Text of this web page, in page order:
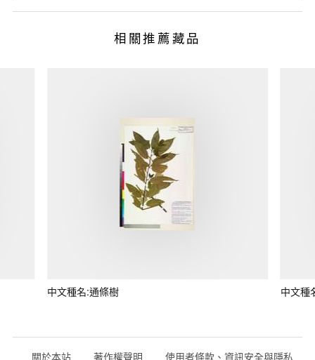
相關推薦藏品
中文種名:通條樹 中文種
關於本站 著作權聲明 使用者條款、資訊安全與隱私